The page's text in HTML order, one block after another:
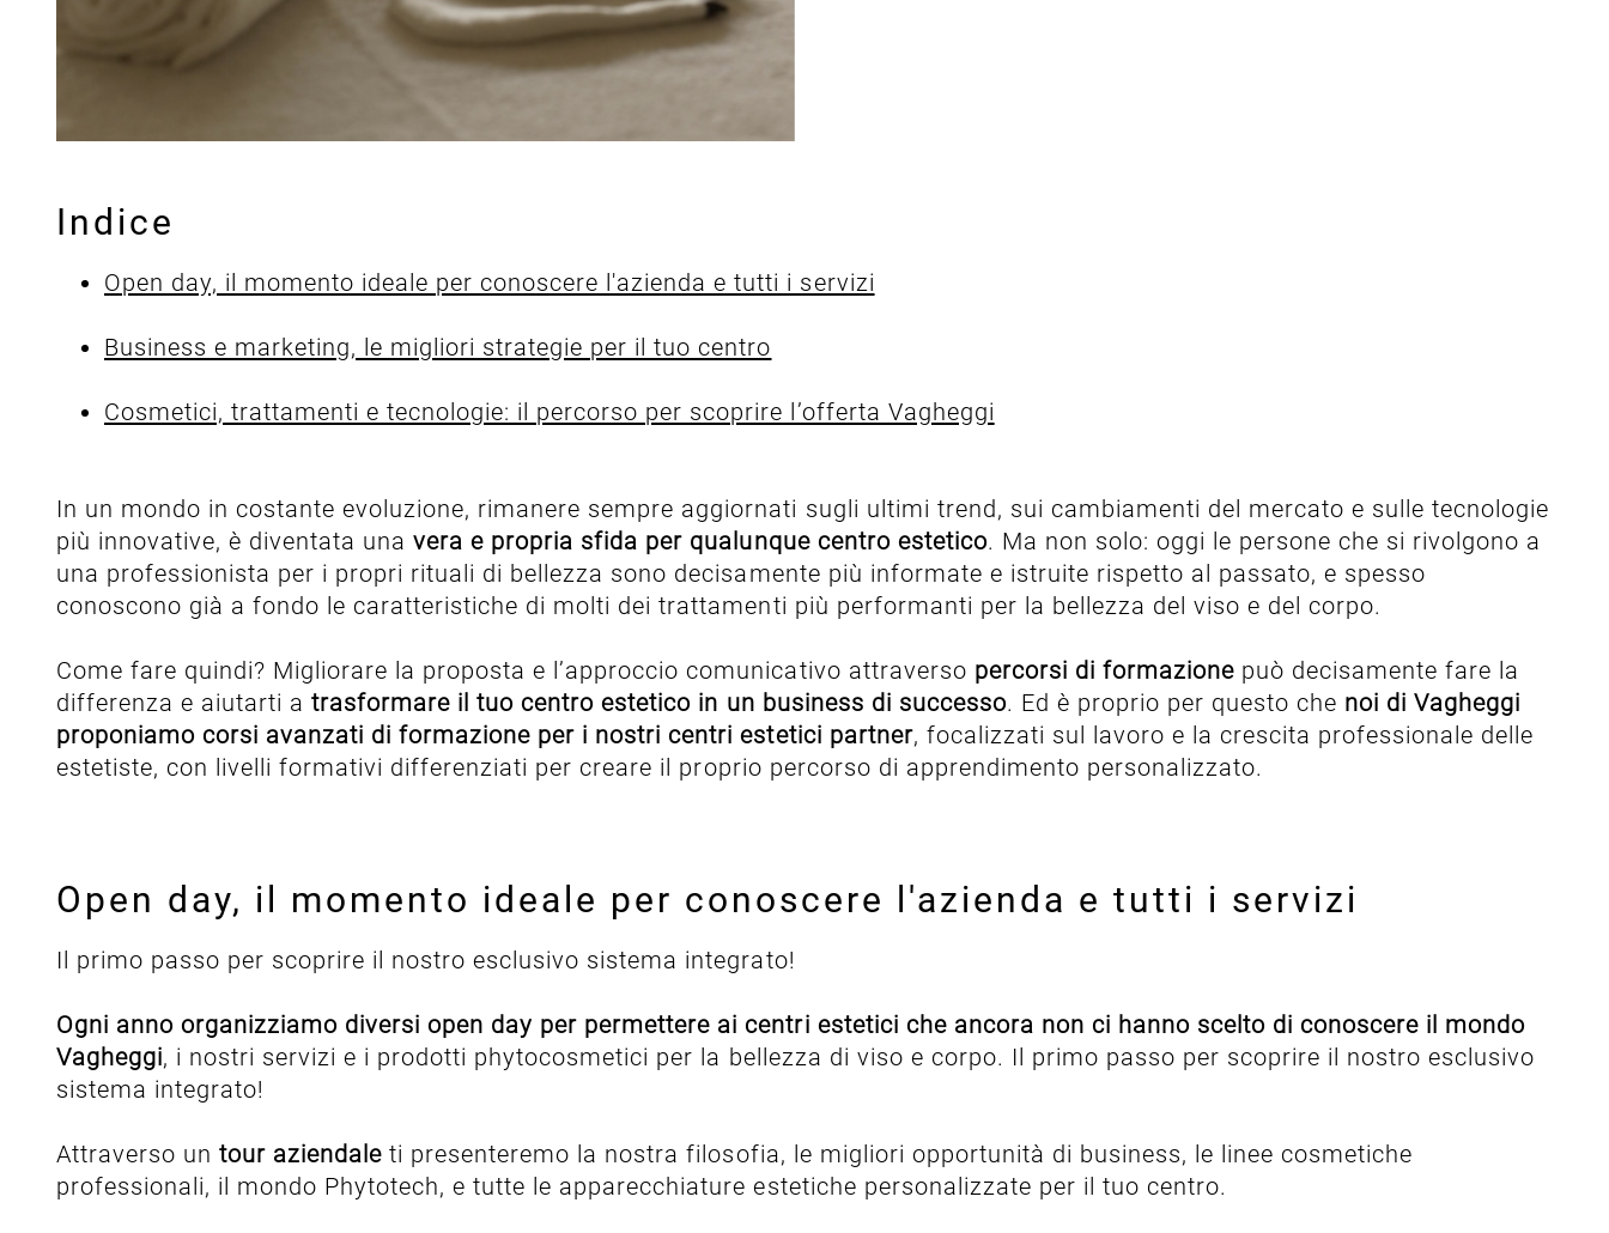
Indice
Open day, il momento ideale per conoscere l'azienda e tutti i servizi
Business e marketing, le migliori strategie per il tuo centro
Cosmetici, trattamenti e tecnologie: il percorso per scoprire l’offerta Vagheggi
In un mondo in costante evoluzione, rimanere sempre aggiornati sugli ultimi trend, sui cambiamenti del mercato e sulle tecnologie
più innovative, è diventata unavera e propria sfida per qualunque centro estetico. Ma non solo: oggi le persone che si rivolgono a
una professionista per i propri rituali di bellezza sono decisamente più informate e istruite rispetto al passato, e spesso
conoscono già a fondo le caratteristiche di molti dei trattamenti più performanti per la bellezza del viso e del corpo.
Come fare quindi? Migliorare la proposta e l’approccio comunicativo attraverso percorsi di formazionepuò decisamente fare la
differenza e aiutarti atrasformare il tuo centro estetico in un business di successo. Ed è proprio per questo che noi di Vagheggi
proponiamo corsi avanzati di formazione per i nostri centri estetici partner, focalizzati sul lavoro e la crescita professionale delle
estetiste, con livelli formativi differenziati per creare il proprio percorso di apprendimento personalizzato.
Open day, il momento ideale per conoscere l'azienda e tutti i servizi
Il primo passo per scoprire il nostro esclusivo sistema integrato!
Ogni anno organizziamo diversi open day per permettere ai centri estetici che ancora non ci hanno scelto di conoscere il mondo
Vagheggi, i nostri servizi e i prodotti phytocosmetici per la bellezza di viso e corpo. Il primo passo per scoprire il nostro esclusivo
sistema integrato!
Attraverso untour aziendale ti presenteremo la nostra filosofia, le migliori opportunità di business, le linee cosmetiche
professionali, il mondo Phytotech, e tutte le apparecchiature estetiche personalizzate per il tuo centro.